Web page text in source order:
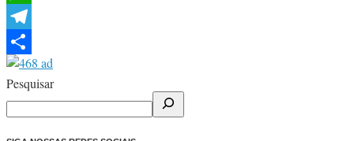
WhatsApp
Telegram
Share
Pesquisar